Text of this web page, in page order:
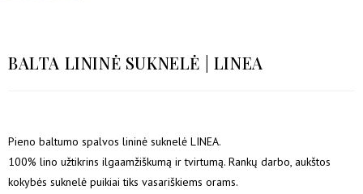
BALTA LININĖ SUKNELĖ | LINEA
Pieno baltumo spalvos lininė suknelė LINEA.
100% lino užtikrins ilgaamžiškumą ir tvirtumą. Rankų darbo, aukštos
kokybės suknelė puikiai tiks vasariškiems orams.